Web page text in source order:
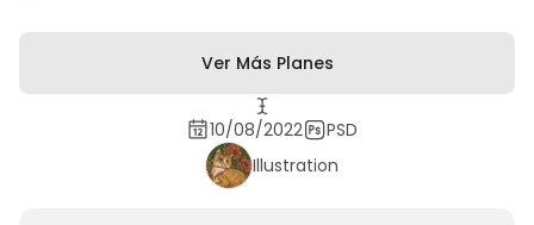
Ver Más Planes
10/08/2022
PSD
Illustration